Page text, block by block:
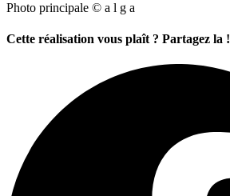
Photo principale © a l g a
Cette réalisation vous plaît ? Partagez la !